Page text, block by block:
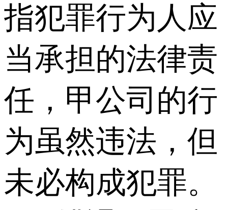
指犯罪行为人应
当承担的法律责
任，甲公司的行
为虽然违法，但
未必构成犯罪。